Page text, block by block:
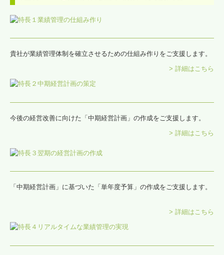
料金について
経営者お役立ち情報
お問合せ
貴社が業績管理体制を確立させるための仕組み作りをご支援します。
> 詳細はこちら
今後の経営改善に向けた「中期経営計画」の作成をご支援します。
> 詳細はこちら
「中期経営計画」に基づいた「単年度予算」の作成をご支援します。
> 詳細はこちら